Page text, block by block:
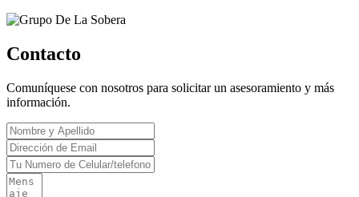
Contacto
Comuníquese con nosotros para solicitar un asesoramiento y más
información.